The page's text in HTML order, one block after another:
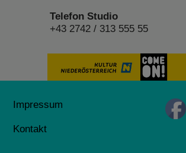
Telefon Studio
+43 2742 / 313 555 55
Impressum
Kontakt